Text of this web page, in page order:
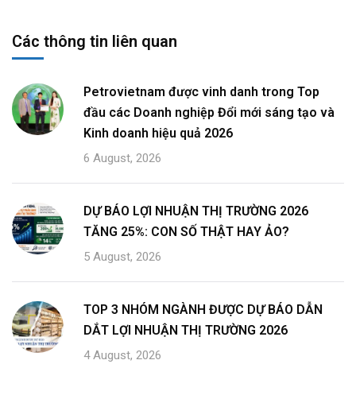
Các thông tin liên quan
Petrovietnam được vinh danh trong Top
đầu các Doanh nghiệp Đổi mới sáng tạo và
Kinh doanh hiệu quả 2026
6 August, 2026
DỰ BÁO LỢI NHUẬN THỊ TRƯỜNG 2026
TĂNG 25%: CON SỐ THẬT HAY ẢO?
5 August, 2026
TOP 3 NHÓM NGÀNH ĐƯỢC DỰ BÁO DẪN
DẮT LỢI NHUẬN THỊ TRƯỜNG 2026
4 August, 2026